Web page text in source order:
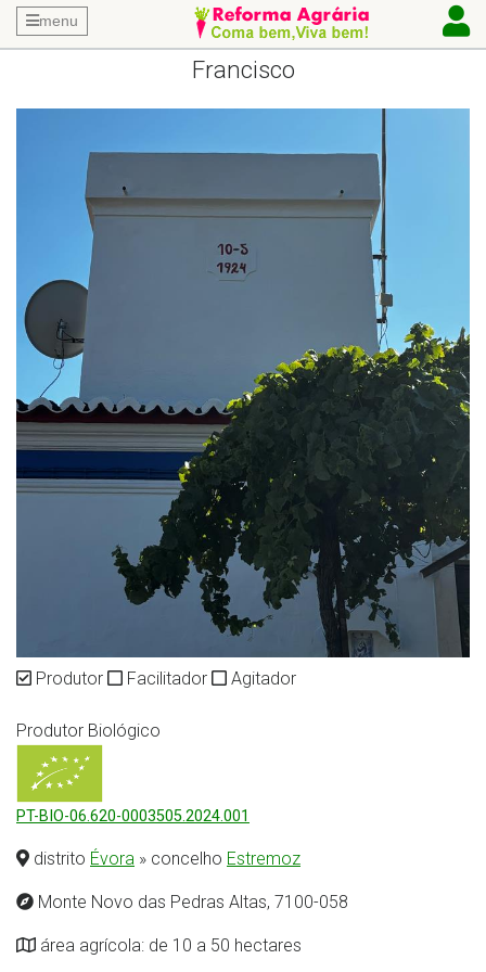
menu
Francisco
Produtor Facilitador Agitador
Produtor Biológico
PT-BIO-06.620-0003505.2024.001
distrito Évora » concelho Estremoz
Monte Novo das Pedras Altas, 7100-058
área agrícola: de 10 a 50 hectares